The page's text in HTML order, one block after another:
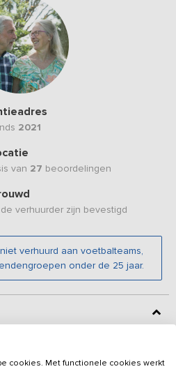
2021
van 27 beoordelingen
verhuurder zijn bevestigd
verhuurd aan voetbalteams,
onder de 25 jaar.
woonboerderij is omgebouwd
met 8 slaapkamers en 5
cookies. Met functionele cookies werkt